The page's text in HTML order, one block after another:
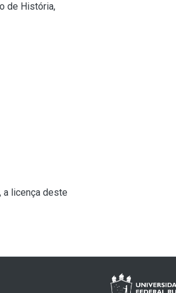
de História,
a licença deste